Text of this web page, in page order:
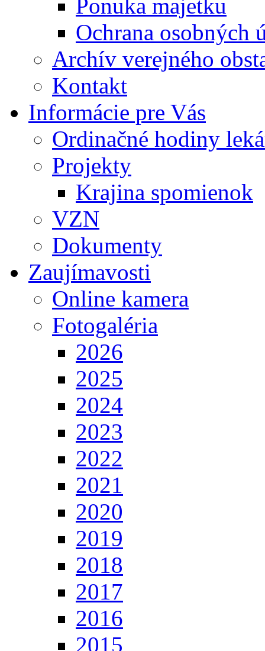
Ponuka majetku
Ochrana osobných
Archív verejného
Kontakt
Informácie pre Vás
Ordinačné hodiny
Projekty
Krajina spomienok
VZN
Dokumenty
Zaujímavosti
Online kamera
Fotogaléria
2026
2025
2024
2023
2022
2021
2020
2019
2018
2017
2016
2015